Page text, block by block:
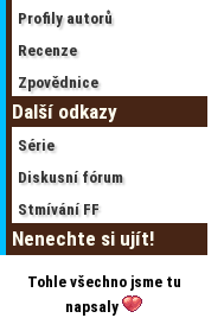
Profily autorů
Recenze
Zpovědnice
Další odkazy
Série
Diskusní fórum
Stmívání FF
Nenechte si ujít!
Tohle všechno jsme tu
napsaly